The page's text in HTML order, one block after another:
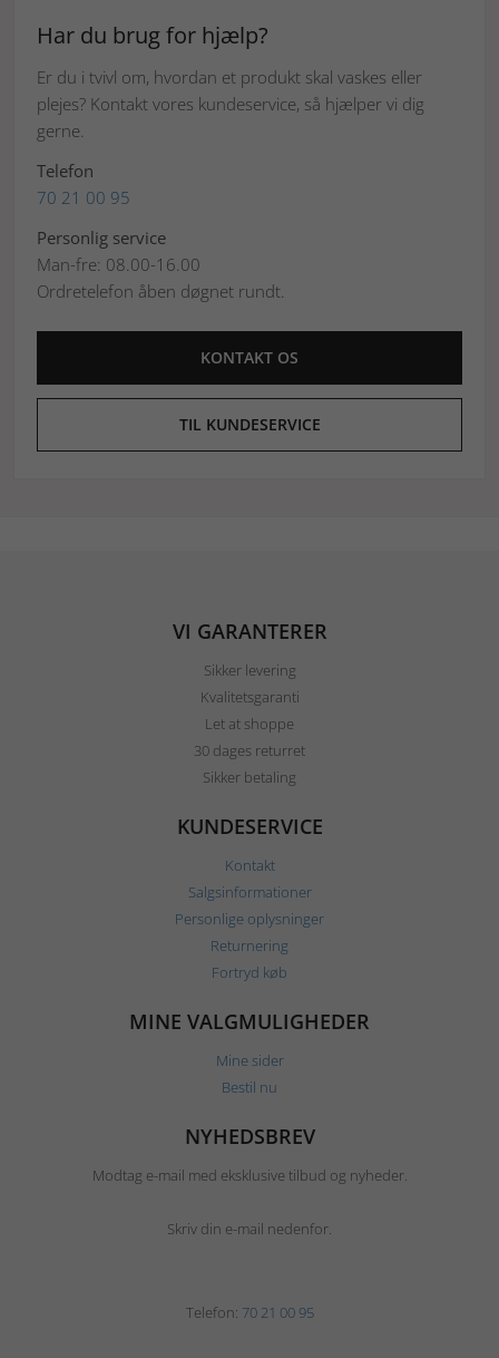
Har du brug for hjælp?
Er du i tvivl om, hvordan et produkt skal vaskes eller
plejes? Kontakt vores kundeservice, så hjælper vi dig
gerne.
Telefon
70 21 00 95
Personlig service
Man-fre: 08.00-16.00
Ordretelefon åben døgnet rundt.
KONTAKT OS
TIL KUNDESERVICE
VI GARANTERER
Sikker levering
Kvalitetsgaranti
Let at shoppe
30 dages returret
Sikker betaling
KUNDESERVICE
Kontakt
Salgsinformationer
Personlige oplysninger
Returnering
Fortryd køb
MINE VALGMULIGHEDER
Mine sider
Bestil nu
NYHEDSBREV
Modtag e-mail med eksklusive tilbud og nyheder.
Skriv din e-mail nedenfor.
Telefon: 70 21 00 95